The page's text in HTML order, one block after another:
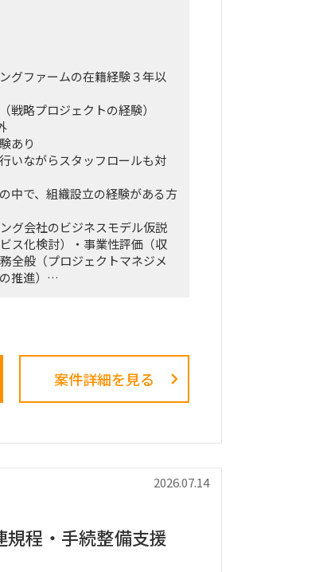
グファームの在籍経験３年以
戦略プロジェクトの経験）
あり
いながらスタッフロールも対
中で、組織設立の経験がある方
グ会社のビジネスモデル仮説
ス化検討）・事業性評価（収
全般（プロジェクトマネジメ
推進）
案、ビジネスデューデリジェ
ン・コストの構成要素分解）
、および市場参入戦略策定
の見直し、プロダクトポート
案件詳細を見る
2026.07.14
規程・手続整備支援